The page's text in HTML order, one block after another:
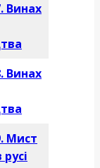
Винах
Винах
Мист